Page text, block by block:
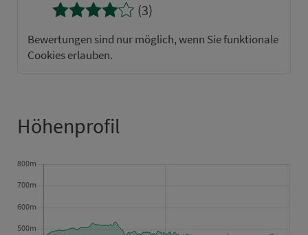
(3)
Bewertungen sind nur möglich, wenn Sie funktionale
Cookies erlauben.
Höhenprofil